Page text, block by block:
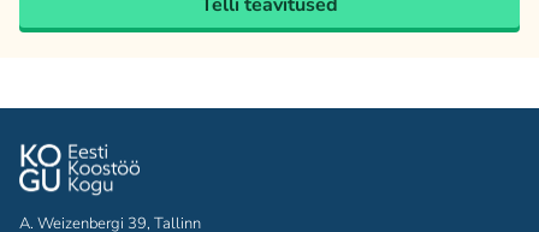
A. Weizenbergi 39, Tallinn